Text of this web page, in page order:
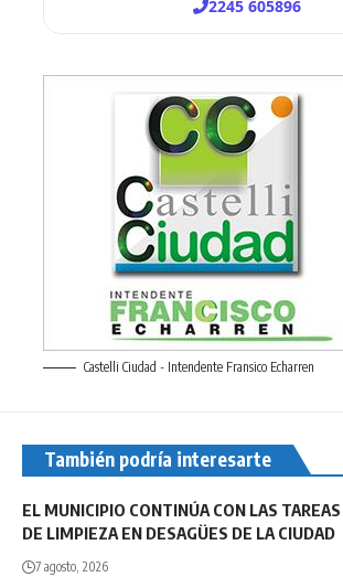
Castelli Ciudad - Intendente Fransico Echarren
También podría interesarte
EL MUNICIPIO CONTINÚA CON LAS TAREAS
DE LIMPIEZA EN DESAGÜES DE LA CIUDAD
7 agosto, 2026